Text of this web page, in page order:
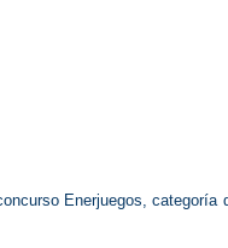
Enerjuegos, categoría